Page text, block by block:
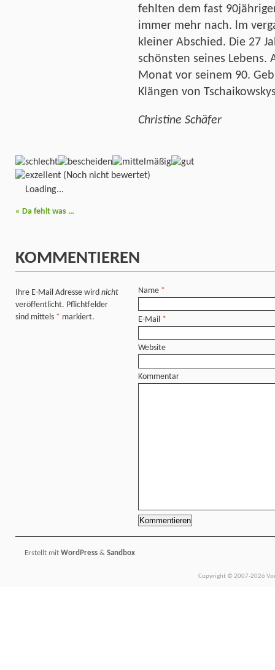
fehlten dem fast
immer mehr nach. lm
kleiner Abschied. Die 27
schönsten seines Lebens.
Monat vor seinem 90.
Klängen von
Christine Schäfer
(Noch nicht bewertet)
Loading...
« Da fehlt was …
KOMMENTIEREN
Ihre E-Mail Adresse wird nicht
veröffentlicht. Pflichtfelder
sind mittels * markiert.
Name *
E-Mail *
Website
Kommentar
Erstellt mit WordPress & Sandbox
Copyright © 2007-2026